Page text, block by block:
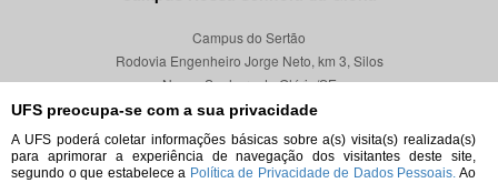
UFS preocupa-se com a sua privacidade
A UFS poderá coletar informações básicas sobre a(s) visita(s) realizada(s)
para aprimorar a experiência de navegação dos visitantes deste site,
segundo o que estabelece a Política de Privacidade de Dados Pessoais. Ao
Campus do Sertão
Rodovia Engenheiro Jorge Neto, km 3, Silos
Nossa Senhora da Glória/SE
CEP 49680-000
Localização